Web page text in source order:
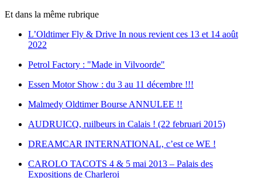
Et dans la même rubrique
L’Oldtimer Fly & Drive In nous revient ces 13 et 14 août
2022
Petrol Factory : "Made in Vilvoorde"
Essen Motor Show : du 3 au 11 décembre !!!
Malmedy Oldtimer Bourse ANNULEE !!
AUDRUICQ, ruilbeurs in Calais ! (22 februari 2015)
DREAMCAR INTERNATIONAL, c’est ce WE !
CAROLO TACOTS 4 & 5 mai 2013 – Palais des
Expositions de Charleroi